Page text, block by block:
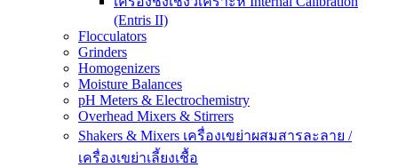
(Entris II)
Flocculators
Grinders
Homogenizers
Moisture Balances
pH Meters & Electrochemistry
Overhead Mixers & Stirrers
Shakers & Mixers เครื่องเขย่าผสมสารละลาย /
เครื่องเขย่าเลี้ยงเชื้อ